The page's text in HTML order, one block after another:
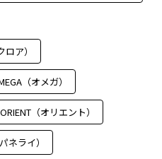
ア）
（オメガ）
ORIENT（オリエント）
ネライ）